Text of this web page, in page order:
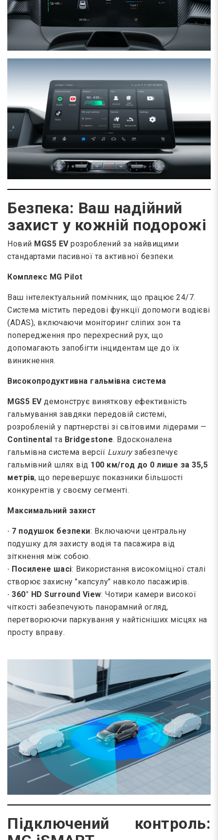
Безпека: Ваш надійний
захист у кожній подорожі
Новий MGS5 EVрозроблений за найвищими
стандартами пасивної та активної безпеки.
Комплекс MG Pilot
Ваш інтелектуальний помічник, що працює 24/7.
Система містить передові функції допомоги водієві
(ADAS), включаючи моніторинг сліпих зон та
попередження про перехресний рух, що
допомагають запобігти інцидентам ще до їх
виникнення.
Високопродуктивна гальмівна система
MGS5 EVдемонструє виняткову ефективність
гальмування завдяки передовій системі,
розробленій у партнерстві зі світовими лідерами —
Continental та Bridgestone. Вдосконалена
гальмівна система версії Luxuryзабезпечує
гальмівний шлях від 100 км/год до 0 лише за 35,5
метрів, що перевершує показники більшості
конкурентів у своєму сегменті.
Максимальний захист
· 7 подушок безпеки: Включаючи центральну
подушку для захисту водія та пасажира від
зіткнення між собою.
· Посилене шасі: Використання високоміцної сталі
створює захисну "капсулу" навколо пасажирів.
· 360° HD Surround View: Чотири камери високої
чіткості забезпечують панорамний огляд,
перетворюючи паркування у найтісніших місцях на
просту вправу.
Підключений контроль: